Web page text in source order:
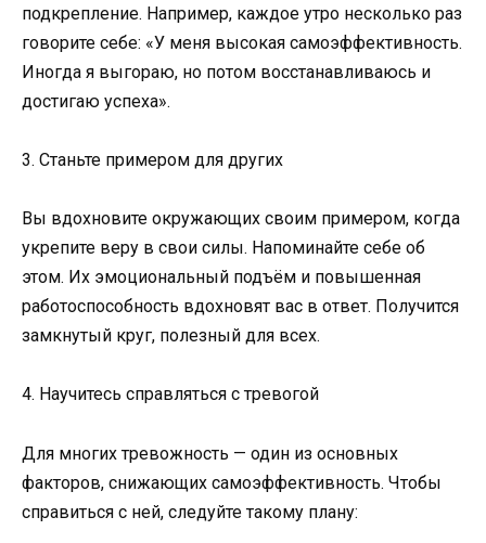
подкрепление. Например, каждое утро несколько раз
говорите себе: «У меня высокая самоэффективность.
Иногда я выгораю, но потом восстанавливаюсь и
достигаю успеха».
3. Станьте примером для других
Вы вдохновите окружающих своим примером, когда
укрепите веру в свои силы. Напоминайте себе об
этом. Их эмоциональный подъём и повышенная
работоспособность вдохновят вас в ответ. Получится
замкнутый круг, полезный для всех.
4. Научитесь справляться с тревогой
Для многих тревожность — один из основных
факторов, снижающих самоэффективность. Чтобы
справиться с ней, следуйте такому плану: